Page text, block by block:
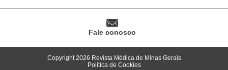
Fale conosco
Copyright 2026 Revista Médica de Minas Gerais
Política de Cookies